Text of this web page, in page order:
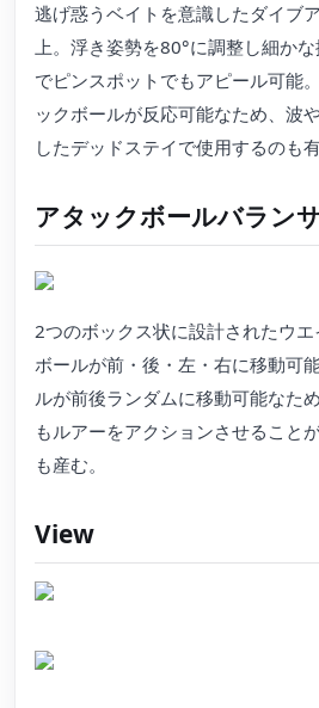
逃げ惑うベイトを意識したダイブ
上。浮き姿勢を80°に調整し細か
でピンスポットでもアピール可能
ックボールが反応可能なため、波
したデッドステイで使用するのも有
アタックボールバラン
2つのボックス状に設計されたウ
ボールが前・後・左・右に移動可
ルが前後ランダムに移動可能なた
もルアーをアクションさせること
も産む。
View